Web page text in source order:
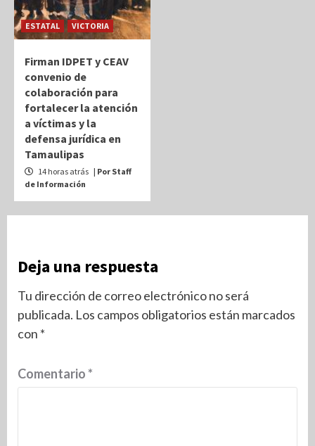
ESTATAL VICTORIA
Firman IDPET y CEAV
convenio de
colaboración para
fortalecer la atención
a víctimas y la
defensa jurídica en
Tamaulipas
14 horas atrás | Por Staff
de Información
Deja una respuesta
Tu dirección de correo electrónico no será
publicada. Los campos obligatorios están marcados
con *
Comentario*